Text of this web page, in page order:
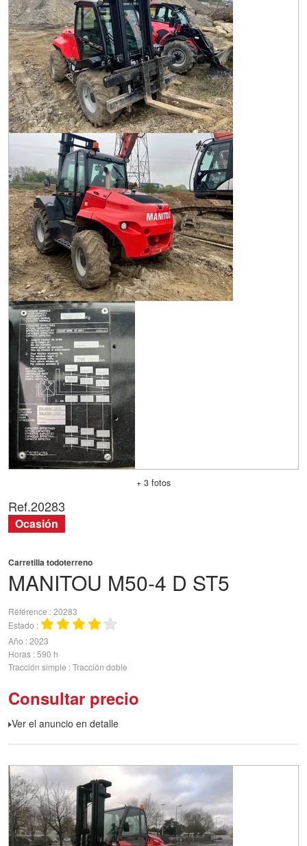
+ 3 fotos
MANITOU M50-4 D ST5
Carretilla todoterreno
Référence 20283
Estado
Año 2023
Horas 590 h
Tracción simple Tracción doble
Consultar precio
Ver el anuncio en detalle
Ref.20283
Ocasión